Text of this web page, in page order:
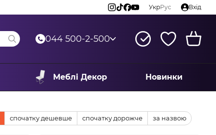
УкрРус Вхід
044 500-2-500
Меблі Декор Новинки
спочатку дешевше спочатку дорожче за назвою